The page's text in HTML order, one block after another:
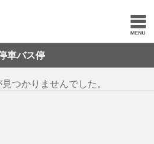
車バス停
つかりませんでした。